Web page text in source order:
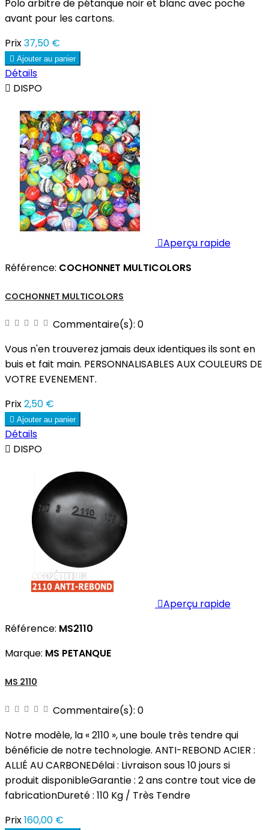
Polo arbitre de pétanque noir et blanc avec poche
avant pour les cartons.
Prix37,50 €
 Ajouter au panier
Détails
 DISPO
Aperçu rapide
Référence: COCHONNET MULTICOLORS
COCHONNET MULTICOLORS
Commentaire(s): 0
Vous n'en trouverez jamais deux identiques ils sont en
buis et fait main. PERSONNALISABLES AUX COULEURS DE
VOTRE EVENEMENT.
Prix2,50 €
 Ajouter au panier
Détails
 DISPO
Aperçu rapide
Référence: MS2110
Marque: MS PETANQUE
MS 2110
Commentaire(s): 0
Notre modèle, la « 2110 », une boule très tendre qui
bénéficie de notre technologie. ANTI-REBOND ACIER :
ALLIÉ AU CARBONEDélai : Livraison sous 10 jours si
produit disponibleGarantie : 2 ans contre tout vice de
fabricationDureté : 110 Kg / Très Tendre
Prix160,00 €